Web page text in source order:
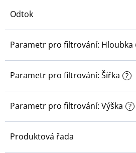
Odtok
Parametr pro filtrování: Hloubka
Parametr pro filtrování: Šířka ?
Parametr pro filtrování: Výška ?
Produktová řada